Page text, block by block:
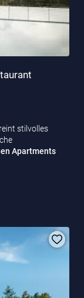
stilvolles
Apartments